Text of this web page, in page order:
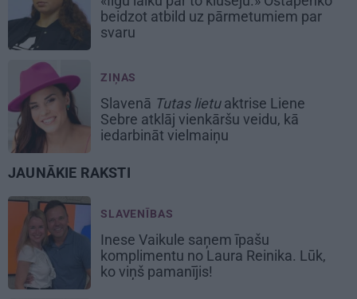
beidzot atbild uz pārmetumiem par
svaru
ZIŅAS
Slavenā Tutas lietuaktrise Liene
Sebre atklāj vienkāršu veidu, kā
iedarbināt vielmaiņu
JAUNĀKIE RAKSTI
SLAVENĪBAS
Inese Vaikule saņem īpašu
komplimentu no Laura Reinika. Lūk,
ko viņš pamanījis!